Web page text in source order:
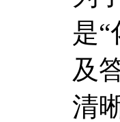
是
及
清